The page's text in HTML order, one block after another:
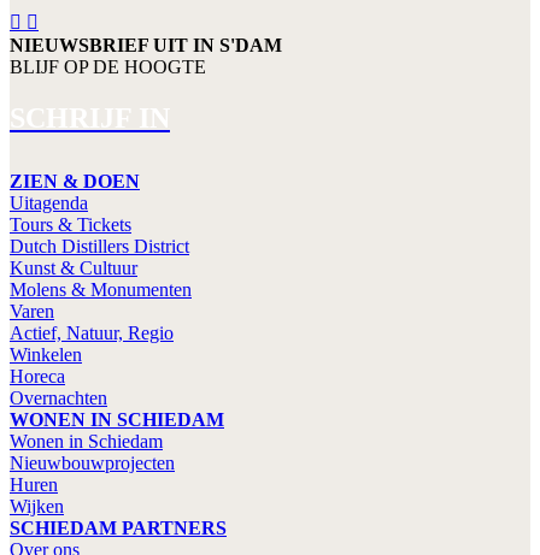
NIEUWSBRIEF UIT IN S'DAM
BLIJF OP DE HOOGTE
SCHRIJF IN
ZIEN & DOEN
Uitagenda
Tours & Tickets
Dutch Distillers District
Kunst & Cultuur
Molens & Monumenten
Varen
Actief, Natuur, Regio
Winkelen
Horeca
Overnachten
WONEN IN SCHIEDAM
Wonen in Schiedam
Nieuwbouwprojecten
Huren
Wijken
SCHIEDAM PARTNERS
Over ons